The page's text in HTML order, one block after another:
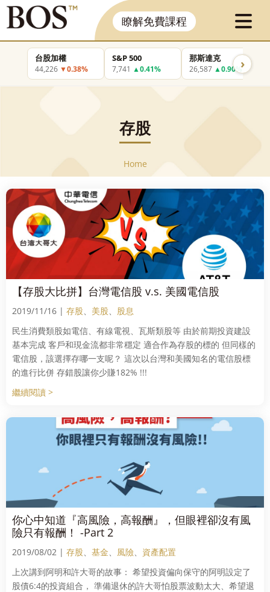
瞭解免費課程
台股加權
44,226 ▼0.38%
S&P 500
7,741 ▲0.41%
那斯達克
26,587 ▲0.90%›
存股
Home
【存股大比拼】台灣電信股 v.s. 美國電信股
2019/11/16 | 存股、 美股、 股息
民生消費類股如電信、有線電視、瓦斯類股等 由於前期投資建設
基本完成 客戶和現金流都非常穩定 適合作為存股的標的 但同樣的
電信股，該選擇存哪一支呢？ 這次以台灣和美國知名的電信股標
的進行比併 存錯股讓你少賺182% !!!
繼續閱讀 >
你心中知道『高風險，高報酬』，但眼裡卻沒有風
險只有報酬！ -Part 2
2019/08/02 | 存股、 基金、 風險、 資產配置
上次講到阿明和許大哥的故事： 希望投資偏向保守的阿明設定了
股債6:4的投資組合， 準備退休的許大哥怕股票波動太大、希望退